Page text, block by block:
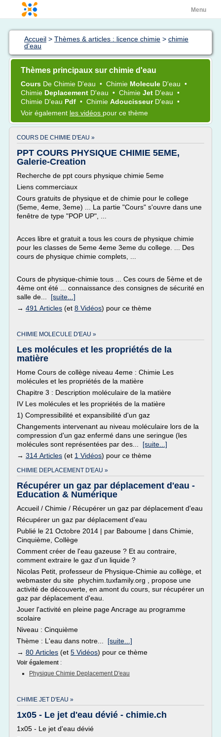
Menu
Accueil > Thèmes & articles : licence chimie > chimie
d'eau
Thèmes principaux sur chimie d'eau
Cours De Chimie D'eau • Chimie Molecule D'eau •
Chimie Deplacement D'eau • Chimie Jet D'eau •
Chimie D'eau Pdf • Chimie Adoucisseur D'eau •
Voir également les vidéos pour ce thème
COURS DE CHIMIE D'EAU »
PPT COURS PHYSIQUE CHIMIE 5EME,
Galerie-Creation
Recherche de ppt cours physique chimie 5eme
Liens commerciaux
Cours gratuits de physique et de chimie pour le college
(5eme, 4eme, 3eme) ... La partie "Cours" s'ouvre dans une
fenêtre de type "POP UP", ...
Acces libre et gratuit a tous les cours de physique chimie
pour les classes de 5eme 4eme 3eme du college. ... Des
cours de physique chimie complets, ...
Cours de physique-chimie tous ... Ces cours de 5ème et de
4ème ont été ... connaissance des consignes de sécurité en
salle de... [suite...]
→ 491 Articles (et 8 Vidéos) pour ce thème
CHIMIE MOLECULE D'EAU »
Les molécules et les propriétés de la
matière
Home Cours de collège niveau 4eme : Chimie Les
molécules et les propriétés de la matière
Chapitre 3 : Description moléculaire de la matière
IV Les molécules et les propriétés de la matière
1) Compressibilité et expansibilité d'un gaz
Changements intervenant au niveau moléculaire lors de la
compression d'un gaz enfermé dans une seringue (les
molécules sont représentées par des... [suite...]
→ 314 Articles (et 1 Vidéos) pour ce thème
CHIMIE DEPLACEMENT D'EAU »
Récupérer un gaz par déplacement d'eau -
Education & Numérique
Accueil / Chimie / Récupérer un gaz par déplacement d'eau
Récupérer un gaz par déplacement d'eau
Publié le 21 Octobre 2014 | par Baboume | dans Chimie,
Cinquième, Collège
Comment créer de l'eau gazeuse ? Et au contraire,
comment extraire le gaz d'un liquide ?
Nicolas Petit, professeur de Physique-Chimie au collège, et
webmaster du site phychim.tuxfamily.org , propose une
activité de découverte, en amont du cours, sur récupérer un
gaz par déplacement d'eau.
Jouer l'activité en pleine page Ancrage au programme
scolaire
Niveau : Cinquième
Thème : L'eau dans notre... [suite...]
→ 80 Articles (et 5 Vidéos) pour ce thème
Voir également :
Physique Chimie Deplacement D'eau
CHIMIE JET D'EAU »
1x05 - Le jet d'eau dévié - chimie.ch
1x05 - Le jet d'eau dévié